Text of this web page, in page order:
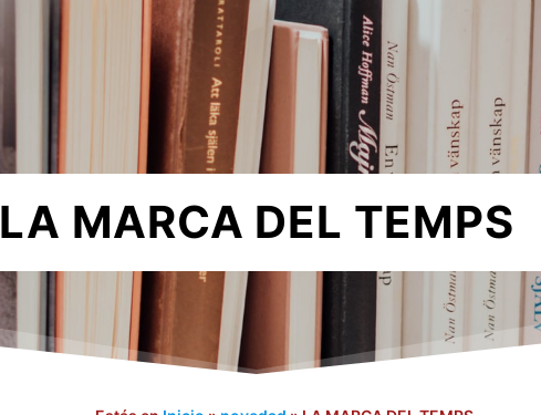
LA MARCA DEL TEMPS